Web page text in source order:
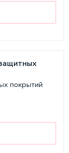
покрытий